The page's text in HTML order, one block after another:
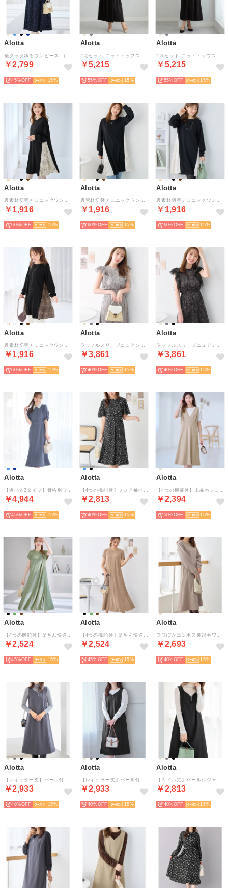
Alotta
￥2,799
45% 15
Alotta
￥5,215
55% 15
Alotta
￥5,215
55% 15
Alotta
￥1,916
60% 15
Alotta
￥1,916
60% 15
Alotta
￥1,916
60% 15
Alotta
￥1,916
60% 15
Alotta
￥3,861
40% 15
Alotta
￥3,861
40% 15
Alotta
￥4,944
45% 15
Alotta
￥2,813
40% 15
Alotta
￥2,394
50% 15
Alotta
￥2,524
45% 15
Alotta
￥2,524
45% 15
Alotta
￥2,693
40% 15
Alotta
￥2,933
40% 15
Alotta
￥2,933
40% 15
Alotta
￥2,813
40% 15